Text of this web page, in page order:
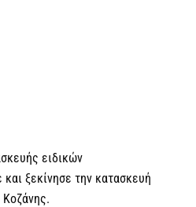
ειδικών
ξεκίνησε την κατασκευή